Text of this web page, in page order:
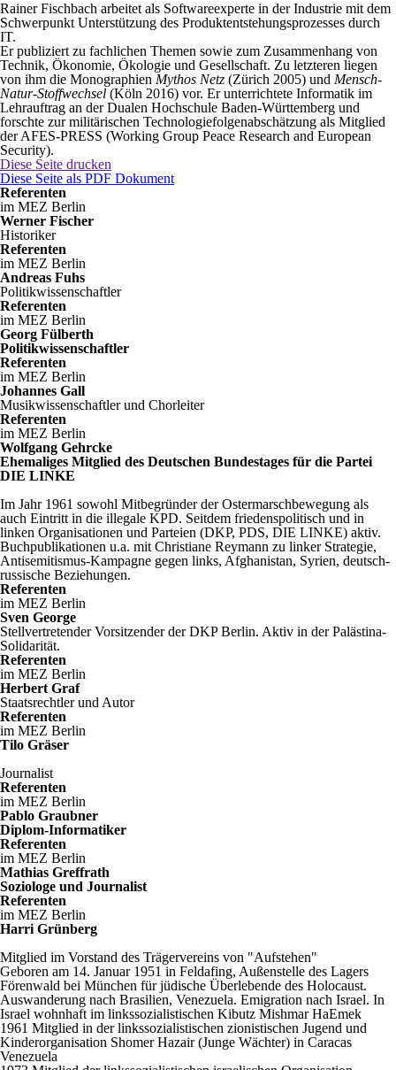
Rainer Fischbach arbeitet als Softwareexperte in der Industrie mit dem
Schwerpunkt Unterstützung des Produktentstehungsprozesses durch
IT.
Er publiziert zu fachlichen Themen sowie zum Zusammenhang von
Technik, Ökonomie, Ökologie und Gesellschaft. Zu letzteren liegen
von ihm die Monographien Mythos Netz (Zürich 2005) und Mensch-
Natur-Stoffwechsel (Köln 2016) vor. Er unterrichtete Informatik im
Lehrauftrag an der Dualen Hochschule Baden-Württemberg und
forschte zur militärischen Technologiefolgenabschätzung als Mitglied
der AFES-PRESS (Working Group Peace Research and European
Security).
Diese Seite drucken
Diese Seite als PDF Dokument
Referenten
im MEZ Berlin
Werner Fischer
Historiker
Referenten
im MEZ Berlin
Andreas Fuhs
Politikwissenschaftler
Referenten
im MEZ Berlin
Georg Fülberth
Politikwissenschaftler
Referenten
im MEZ Berlin
Johannes Gall
Musikwissenschaftler und Chorleiter
Referenten
im MEZ Berlin
Wolfgang Gehrcke
Ehemaliges Mitglied des Deutschen Bundestages für die Partei
DIE LINKE
Im Jahr 1961 sowohl Mitbegründer der Ostermarschbewegung als
auch Eintritt in die illegale KPD. Seitdem friedenspolitisch und in
linken Organisationen und Parteien (DKP, PDS, DIE LINKE) aktiv.
Buchpublikationen u.a. mit Christiane Reymann zu linker Strategie,
Antisemitismus-Kampagne gegen links, Afghanistan, Syrien, deutsch-
russische Beziehungen.
Referenten
im MEZ Berlin
Sven George
Stellvertretender Vorsitzender der DKP Berlin. Aktiv in der Palästina-
Solidarität.
Referenten
im MEZ Berlin
Herbert Graf
Staatsrechtler und Autor
Referenten
im MEZ Berlin
Tilo Gräser
Journalist
Referenten
im MEZ Berlin
Pablo Graubner
Diplom-Informatiker
Referenten
im MEZ Berlin
Mathias Greffrath
Soziologe und Journalist
Referenten
im MEZ Berlin
Harri Grünberg
Mitglied im Vorstand des Trägervereins von "Aufstehen"
Geboren am 14. Januar 1951 in Feldafing, Außenstelle des Lagers
Förenwald bei München für jüdische Überlebende des Holocaust.
Auswanderung nach Brasilien, Venezuela. Emigration nach Israel. In
Israel wohnhaft im linkssozialistischen Kibutz Mishmar HaEmek
1961 Mitglied in der linkssozialistischen zionistischen Jugend und
Kinderorganisation Shomer Hazair (Junge Wächter) in Caracas
Venezuela